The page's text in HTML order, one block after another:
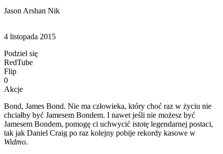
Jason Arshan Nik
4 listopada 2015
Podziel się
RedTube
Flip
0
Akcje
Bond, James Bond. Nie ma człowieka, który choć raz w życiu nie
chciałby być Jamesem Bondem. I nawet jeśli nie możesz być
Jamesem Bondem, pomogę ci uchwycić istotę legendarnej postaci,
tak jak Daniel Craig po raz kolejny pobije rekordy kasowe w
Widmo.